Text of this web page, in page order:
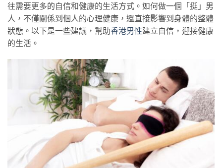
往需要更多的自信和健康的生活方式。如何做一個「挺」男
人，不僅關係到個人的心理健康，還直接影響到身體的整體
狀態。以下是一些建議，幫助香港男性建立自信，迎接健康
的生活。